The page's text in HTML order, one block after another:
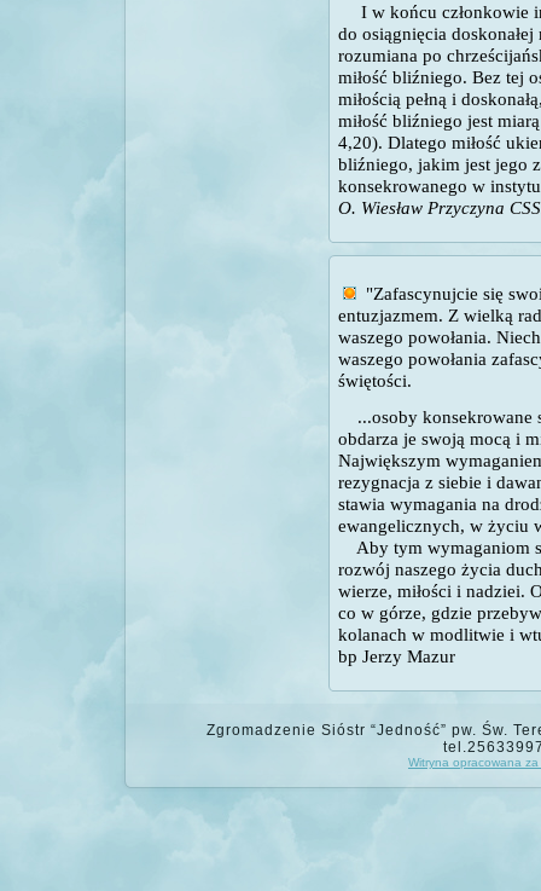
I w końcu członkowie
do osiągnięcia
rozumiana po
miłość bliźniego. Bez tej
miłością pełną i
miłość bliźniego jest
4,20). Dlatego miłość
bliźniego, jakim jest jego
konsekrowanego w
O. Wiesław Przyczyna
"Zafascynujcie się
entuzjazmem. Z wielką
waszego powołania.
waszego powołania
świętości.
...osoby konsekrowane
obdarza je swoją mocą i
Największym
rezygnacja z siebie i
stawia wymagania na
ewangelicznych, w życiu
Aby tym wymaganiom
rozwój naszego życia
wierze, miłości i nadziei.
co w górze, gdzie
kolanach w modlitwie i
bp Jerzy Mazur
Zgromadzenie Sióstr “Jedność” pw. Św.
Witryna opracowana